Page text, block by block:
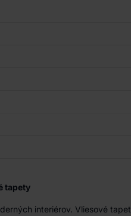
tapety
interiérov. Vliesové